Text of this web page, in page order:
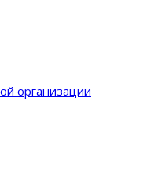
организации